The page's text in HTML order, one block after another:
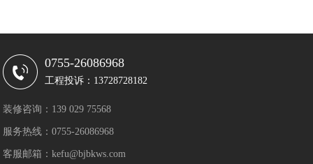
0755-26086968
工程投诉：13728728182
装修咨询：139 029 75568
服务热线：0755-26086968
客服邮箱：kefu@bjbkws.com